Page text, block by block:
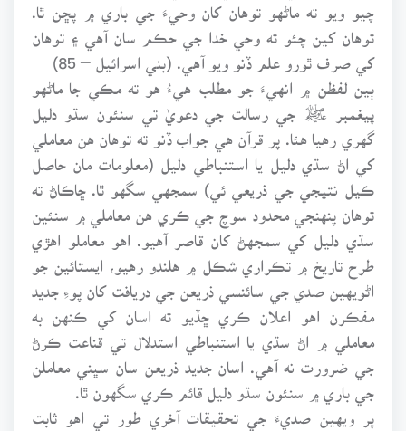
چيو ويو ته ماڻهو توهان کان وحيءَ جي باري ۾ پڇن ٿا.
توهان کين چئو ته وحي خدا جي حڪم سان آهي ۽ توهان
کي صرف ٿورو علم ڏنو ويو آهي. (بني اسرائيل – 85)
ٻين لفظن ۾ انهيءَ جو مطلب هيءُ هو ته مڪي جا ماڻهو
پيغمبر ﷺ جي رسالت جي دعويٰ تي سنئون سڌو دليل
گهري رهيا هئا. پر قرآن هي جواب ڏنو ته توهان هن معاملي
کي اڻ سڌي دليل يا استنباطي دليل (معلومات مان حاصل
ڪيل نتيجي جي ذريعي ئي) سمجهي سگهو ٿا. ڇاڪاڻ ته
توهان پنهنجي محدود سوچ جي ڪري هن معاملي ۾ سنئين
سڌي دليل کي سمجهڻ کان قاصر آهيو. اهو معاملو اهڙي
طرح تاريخ ۾ تڪراري شڪل ۾ هلندو رهيو، ايستائين جو
اڻويهين صدي جي سائنسي ذريعن جي دريافت کان پوءِ جديد
مفڪرن اهو اعلان ڪري ڇڏيو ته اسان کي ڪنهن به
معاملي ۾ اڻ سڌي يا استنباطي استدلال تي قناعت ڪرڻ
جي ضرورت نه آهي. اسان جديد ذريعن سان سڀني معاملن
جي باري ۾ سنئون سڌو دليل قائم ڪري سگهون ٿا.
پر ويهين صديءَ جي تحقيقات آخري طور تي اهو ثابت